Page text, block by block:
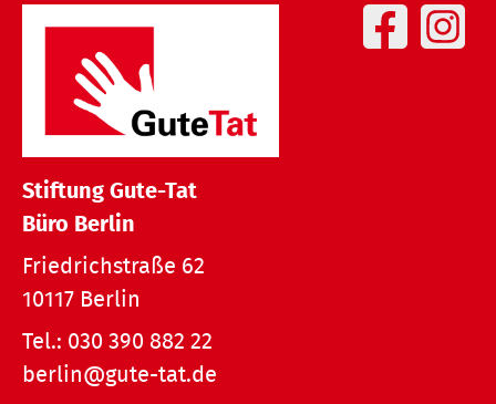
Stiftung Gute-Tat
Büro Berlin
Friedrichstraße 62
10117 Berlin
Tel.: 030 390 882 22
berlin@gute-tat.de